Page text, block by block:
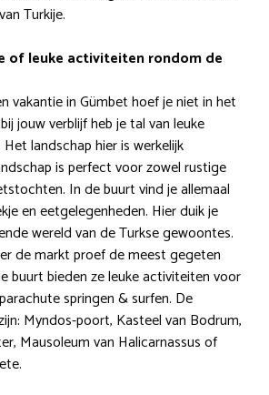
Turkije.
of leuke activiteiten rondom de
vakantie in Gümbet hoef je niet in het
jouw verblijf heb je tal van leuke
landschap hier is werkelijk
is perfect voor zowel rustige
In de buurt vind je allemaal
en eetgelegenheden. Hier duik je
wereld van de Turkse gewoontes.
de markt proef de meest gegeten
buurt bieden ze leuke activiteiten voor
springen & surfen. De
Myndos-poort, Kasteel van Bodrum,
Mausoleum van Halicarnassus of